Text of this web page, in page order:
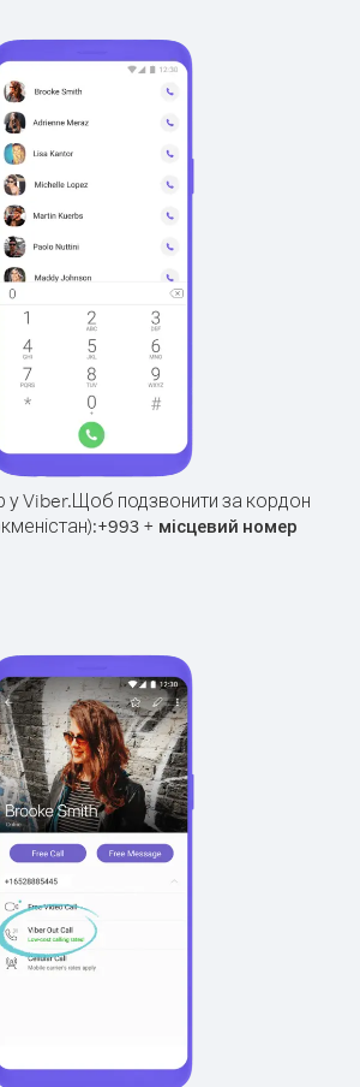
у Viber.Щоб подзвонити за кордон
+993+ місцевий номер